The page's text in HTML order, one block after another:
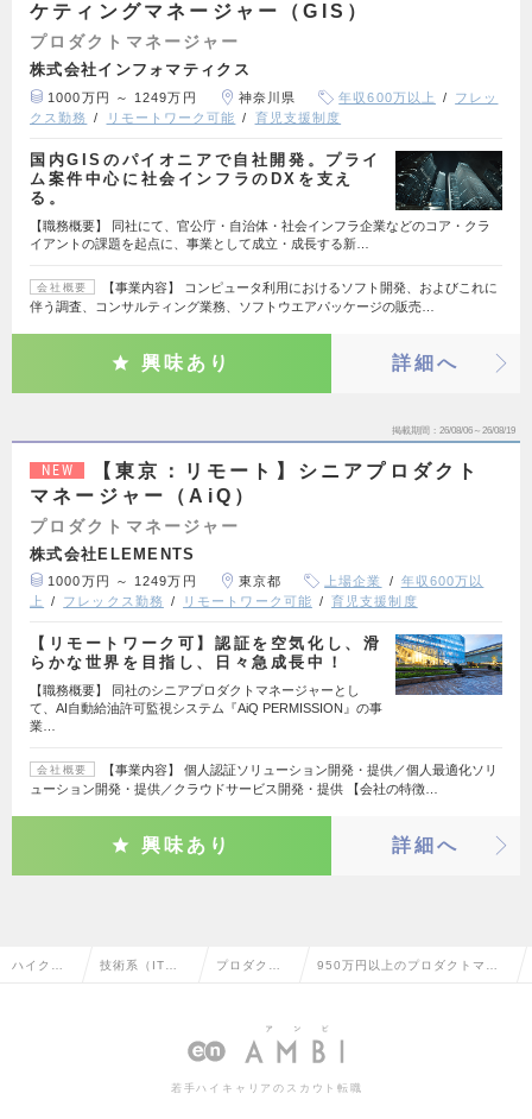
ケティングマネージャー（GIS）
プロダクトマネージャー
株式会社インフォマティクス
1000万円 ～ 1249万円 神奈川県 年収600万以上
フレッ
クス勤務
リモートワーク可能 育児支援制度
国内GISのパイオニアで自社開発。プライ
ム案件中心に社会インフラのDXを支え
る。
【職務概要】 同社にて、官公庁・自治体・社会インフラ企業などのコア・クラ
イアントの課題を起点に、事業として成立・成長する新…
会社概要
【事業内容】 コンピュータ利用におけるソフト開発、およびこれに
伴う調査、コンサルティング業務、ソフトウエアパッケージの販売…
興味あり 詳細へ
掲載期間 26/08/06～26/08/19
NEW
【東京：リモート】シニアプロダクト
マネージャー（AiQ）
プロダクトマネージャー
株式会社ELEMENTS
1000万円 ～ 1249万円 東京都 上場企業
年収600万以
上
フレックス勤務 リモートワーク可能 育児支援制度
【リモートワーク可】認証を空気化し、滑
らかな世界を目指し、日々急成長中！
【職務概要】 同社のシニアプロダクトマネージャーとし
て、AI自動給油許可監視システム『AiQ PERMISSION』の事
業…
会社概要
【事業内容】 個人認証ソリューション開発・提供／個人最適化ソリ
ューション開発・提供／クラウドサービス開発・提供 【会社の特徴…
興味あり 詳細へ
ハイクラ 技術系（IT・W プロダクト
ー
950万円以上のプロダクトマネ
若手ハイキャリアのスカウト転職